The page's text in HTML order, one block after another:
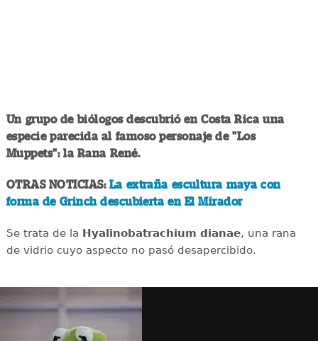
Un grupo de biólogos descubrió en Costa Rica una
especie parecida al famoso personaje de "Los
Muppets": la Rana René.
OTRAS NOTICIAS: La extraña escultura maya con
forma de Grinch descubierta en El Mirador
Se trata de la Hyalinobatrachium dianae, una rana
de vidrio cuyo aspecto no pasó desapercibido.